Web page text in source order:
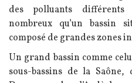
des polluants différents
nombreux qu’un bassin
composé de grandes zones
Un grand bassin comme
sous-bassins de la